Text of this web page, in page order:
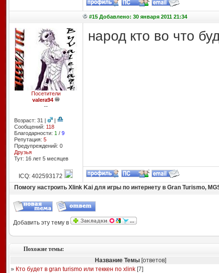
#15 Добавлено: 30 января 2011 21:34
Посетители
valera94
--
Возраст: 31 |
|
Сообщений: 118
Благодарности: 1 / 9
Репутация: 5
Предупреждений: 0
Друзья
Тут: 16 лет 5 месяцев
народ кто во что
ICQ: 402593172
Помогу настроить Xlink Kai для игры по интернету в Gran Turismo,
Добавить эту тему в
Похожие темы:
Название Темы[ответов]
» Кто будет в gran turismo или теккен по xlink[7]